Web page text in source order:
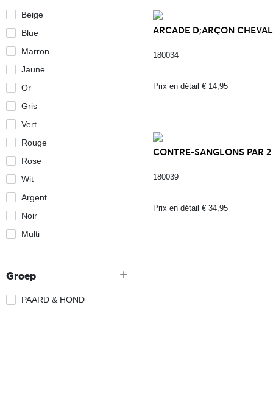
Beige
Blue
Marron
Jaune
Or
Gris
Vert
Rouge
Rose
Wit
Argent
Noir
Multi
Groep
PAARD & HOND
ARCADE D;ARÇON
180034
Prix en détail € 14,95
CONTRE-SANGLONS PAR
180039
Prix en détail € 34,95